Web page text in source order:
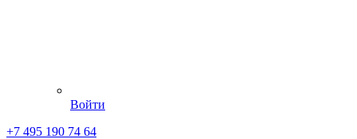
Войти
+7 495 190 74 64